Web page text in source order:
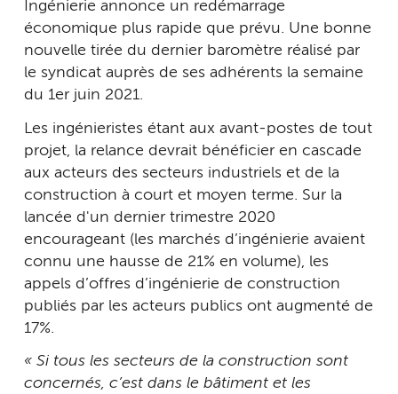
Ingénierie annonce un redémarrage
économique plus rapide que prévu. Une bonne
nouvelle tirée du dernier baromètre réalisé par
le syndicat auprès de ses adhérents la semaine
du 1er juin 2021.
Les ingénieristes étant aux avant-postes de tout
projet, la relance devrait bénéficier en cascade
aux acteurs des secteurs industriels et de la
construction à court et moyen terme. Sur la
lancée d'un dernier trimestre 2020
encourageant (les marchés d’ingénierie avaient
connu une hausse de 21% en volume), les
appels d’offres d’ingénierie de construction
publiés par les acteurs publics ont augmenté de
17%.
« Si tous les secteurs de la construction sont
concernés, c’est dans le bâtiment et les